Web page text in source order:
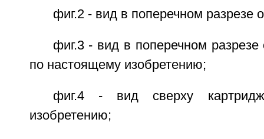
фиг.2 - вид в поперечном разрезе
фиг.3 - вид в поперечном
по настоящему изобретению;
фиг.4 - вид сверху
изобретению;